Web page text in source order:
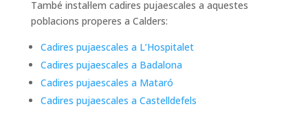
També instal·lem cadires pujaescales a aquestes
poblacions properes a Calders:
Cadires pujaescales a L’Hospitalet
Cadires pujaescales a Badalona
Cadires pujaescales a Mataró
Cadires pujaescales a Castelldefels